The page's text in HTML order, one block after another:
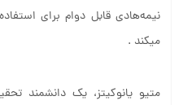
نیمه‌هادی قابل دوام برای
می­کند .
متیو یانوکیتز، یک دانشمند